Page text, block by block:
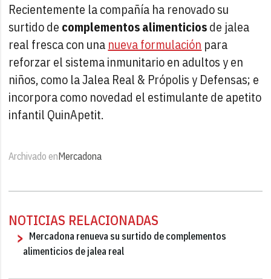
Recientemente la compañía ha renovado su
surtido de complementos alimenticiosde jalea
real fresca con una nueva formulación para
reforzar el sistema inmunitario en adultos y en
niños, como la Jalea Real & Própolis y Defensas; e
incorpora como novedad el estimulante de apetito
infantil QuinApetit.
Archivado enMercadona
NOTICIAS RELACIONADAS
Mercadona renueva su surtido de complementos
alimenticios de jalea real